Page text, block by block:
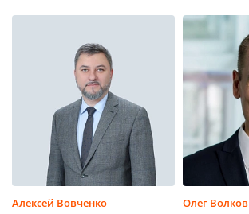
Алексей Вовченко Олег Волков